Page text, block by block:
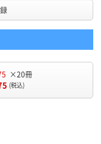
×20冊
(税込)